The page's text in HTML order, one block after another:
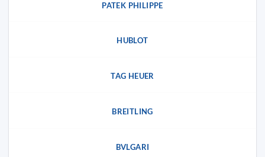
PATEK PHILIPPE
HUBLOT
TAG HEUER
BREITLING
BVLGARI